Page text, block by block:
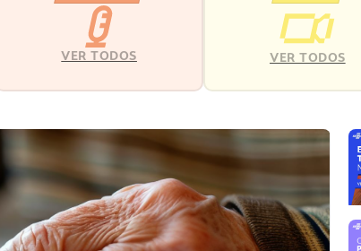
VER TODOS VER TODOS